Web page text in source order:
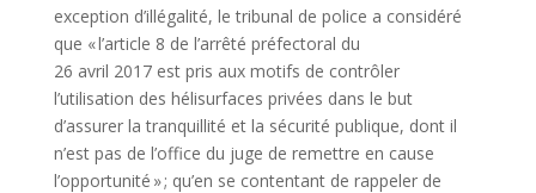
exception d’illégalité, le tribunal de police a considéré
que « l’article 8 de l’arrêté préfectoral du
26 avril 2017 est pris aux motifs de contrôler
l’utilisation des hélisurfaces privées dans le but
d’assurer la tranquillité et la sécurité publique, dont il
n’est pas de l’office du juge de remettre en cause
l’opportunité » ; qu’en se contentant de rappeler de